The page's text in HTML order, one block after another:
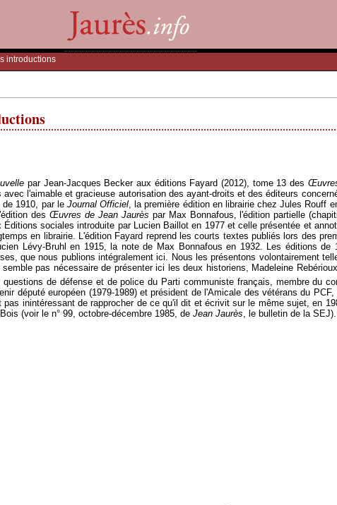
introductions
par Jean-Jacques Becker aux éditions Fayard (2012), tome 13 des Œ
l'aimable et gracieuse autorisation des ayant-droits et des éditeurs
1910, par le Journal Officiel , la première édition en librairie chez Jules Rouff
des Œuvres de Jean Jaurès par Max Bonnafous, l'édition partielle
Éditions sociales introduite par Lucien Baillot en 1977 et celle présentée et
en librairie. L'édition Fayard reprend les courts textes publiés lors des
Lévy-Bruhl en 1915, la note de Max Bonnafous en 1932. Les éditions
que nous publions intégralement ici. Nous les présentons volontairement
pas nécessaire de présenter ici les deux historiens, Madeleine
de défense et de police du Parti communiste français, membre du
député européen (1979-1989) et président de l'Amicale des vétérans du
inintéressant de rapprocher de ce qu'il dit et écrivit sur le même sujet, en
(voir le n° 99, octobre-décembre 1985, de Jean Jaurès, le bulletin de la SEJ).